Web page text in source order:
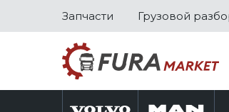
Запчасти Грузовой